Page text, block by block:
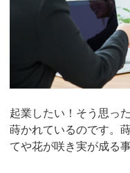
起業したい！そう思っ
蒔かれているのです。
てや花が咲き実が成る